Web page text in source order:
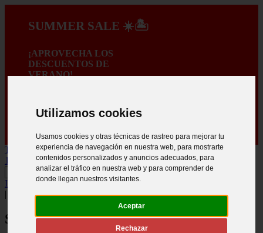
Utilizamos cookies
Usamos cookies y otras técnicas de rastreo para mejorar tu
experiencia de navegación en nuestra web, para mostrarte
contenidos personalizados y anuncios adecuados, para
analizar el tráfico en nuestra web y para comprender de
donde llegan nuestros visitantes.
Aceptar
Rechazar
SUMMER SALE ☀️🏝️
¡APROVECHA LOS
DESCUENTOS DE
VERANO!
:
TRANSPORTE GRATIS PARA COMPRAS SUPERIORES A
150€ *
INICIAR SESIÓN .Crear registro
|
Síganos